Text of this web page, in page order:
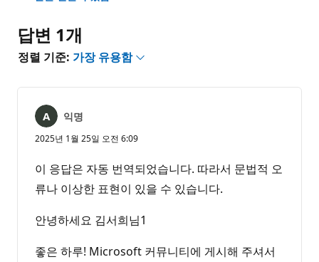
음
답변 1개
정렬 기준: 가장 유용함
익명
2025년 1월 25일 오전 6:09
이 응답은 자동 번역되었습니다. 따라서 문법적 오
류나 이상한 표현이 있을 수 있습니다.
안녕하세요 김서희님1
좋은 하루! Microsoft 커뮤니티에 게시해 주셔서